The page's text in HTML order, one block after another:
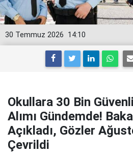
14:10
30 Temmuz 2026
Okullara 30 Bin
Alımı Gündemde!
Açıkladı, Gözler
Çevrildi